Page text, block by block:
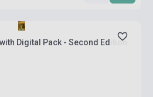
Digital Pack - Second Edition